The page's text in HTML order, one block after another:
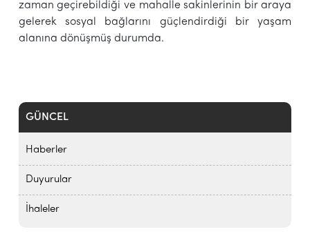
GÜNCEL
Haberler
Duyurular
İhaleler
zaman geçirebildiği ve mahalle sakinlerinin bir araya
gelerek sosyal bağlarını güçlendirdiği bir yaşam
alanına dönüşmüş durumda.